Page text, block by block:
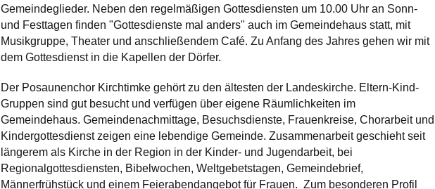
Gemeindeglieder. Neben den regelmäßigen Gottesdiensten um 10.00 Uhr an Sonn-
und Festtagen finden "Gottesdienste mal anders" auch im Gemeindehaus statt, mit
Musikgruppe, Theater und anschließendem Café. Zu Anfang des Jahres gehen wir mit
dem Gottesdienst in die Kapellen der Dörfer.
Der Posaunenchor Kirchtimke gehört zu den ältesten der Landeskirche. Eltern-Kind-
Gruppen sind gut besucht und verfügen über eigene Räumlichkeiten im
Gemeindehaus. Gemeindenachmittage, Besuchsdienste, Frauenkreise, Chorarbeit und
Kindergottesdienst zeigen eine lebendige Gemeinde. Zusammenarbeit geschieht seit
längerem als Kirche in der Region in der Kinder- und Jugendarbeit, bei
Regionalgottesdiensten, Bibelwochen, Weltgebetstagen, Gemeindebrief,
Männerfrühstück und einem Feierabendangebot für Frauen. Zum besonderen Profil